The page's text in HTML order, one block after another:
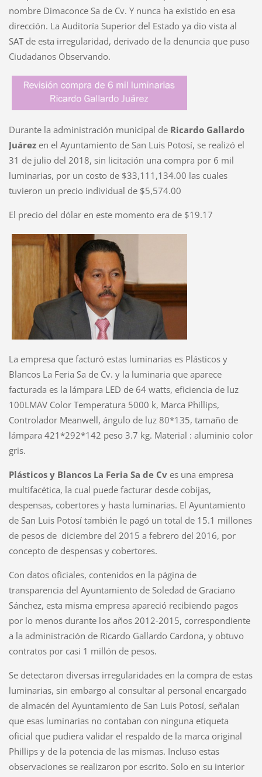
nombre Dimaconce Sa de Cv. Y nunca ha existido en esa
dirección. La Auditoría Superior del Estado ya dio vista al
SAT de esta irregularidad, derivado de la denuncia que puso
Ciudadanos Observando.
Durante la administración municipal de Ricardo Gallardo
Juárezen el Ayuntamiento de San Luis Potosí, se realizó el
31 de julio del 2018, sin licitación una compra por 6 mil
luminarias, por un costo de $33,111,134.00 las cuales
tuvieron un precio individual de $5,574.00
El precio del dólar en este momento era de $19.17
La empresa que facturó estas luminarias es Plásticos y
Blancos La Feria Sa de Cv. y la luminaria que aparece
facturada es la lámpara LED de 64 watts, eficiencia de luz
100LMAV Color Temperatura 5000 k, Marca Phillips,
Controlador Meanwell, ángulo de luz 80*135, tamaño de
lámpara 421*292*142 peso 3.7 kg. Material : aluminio color
gris.
Plásticos y Blancos La Feria Sa de Cves una empresa
multifacética, la cual puede facturar desde cobijas,
despensas, cobertores y hasta luminarias. El Ayuntamiento
de San Luis Potosí también le pagó un total de 15.1 millones
de pesos de diciembre del 2015 a febrero del 2016, por
concepto de despensas y cobertores.
Con datos oficiales, contenidos en la página de
transparencia del Ayuntamiento de Soledad de Graciano
Sánchez, esta misma empresa apareció recibiendo pagos
por lo menos durante los años 2012-2015, correspondiente
a la administración de Ricardo Gallardo Cardona, y obtuvo
contratos por casi 1 millón de pesos.
Se detectaron diversas irregularidades en la compra de estas
luminarias, sin embargo al consultar al personal encargado
de almacén del Ayuntamiento de San Luis Potosí, señalan
que esas luminarias no contaban con ninguna etiqueta
oficial que pudiera validar el respaldo de la marca original
Phillips y de la potencia de las mismas. Incluso estas
observaciones se realizaron por escrito. Solo en su interior